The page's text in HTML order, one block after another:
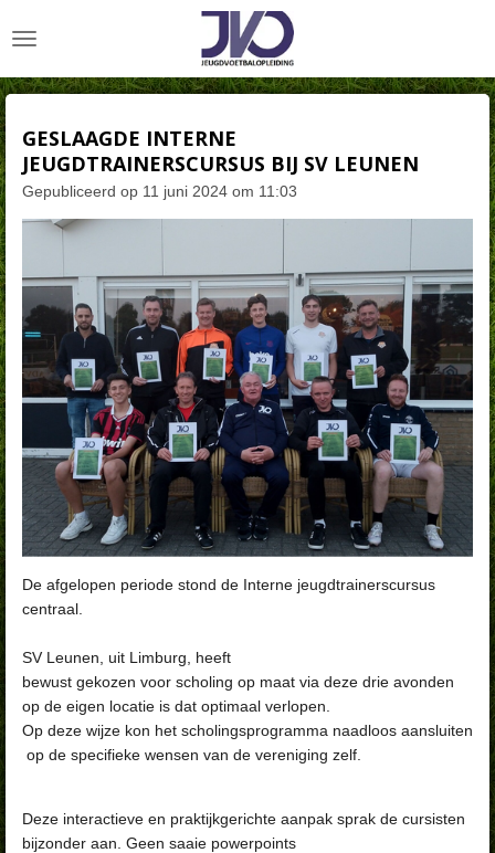
direct
de
GESLAAGDE INTERNE
JEUGDTRAINERSCURSUS BIJ SV LEUNEN
Gepubliceerd op 11 juni 2024 om 11:03
De afgelopen periode stond de Interne jeugdtrainerscursus
centraal.
SV Leunen, uit Limburg, heeft
bewust gekozen voor scholing op maat via deze drie avonden
op de eigen locatie is dat optimaal verlopen.
Op deze wijze kon het scholingsprogramma naadloos aansluiten
op de specifieke wensen van de vereniging zelf.
Deze interactieve en praktijkgerichte aanpak sprak de cursisten
bijzonder aan. Geen saaie powerpoints